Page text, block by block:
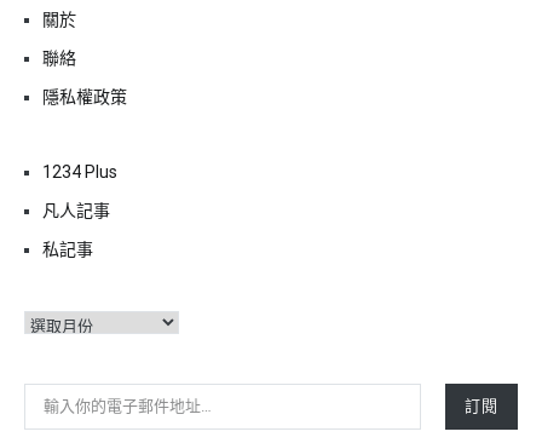
關於
聯絡
隱私權政策
1234 Plus
凡人記事
私記事
彙
輸入你的電子郵件地址…
訂閱